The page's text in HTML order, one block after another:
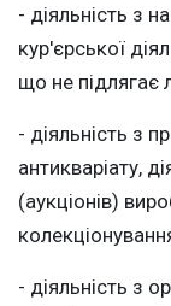
- діяльність з
кур'єрської
що не підлягає
- діяльність з
антикваріату,
(аукціонів)
- діяльність з